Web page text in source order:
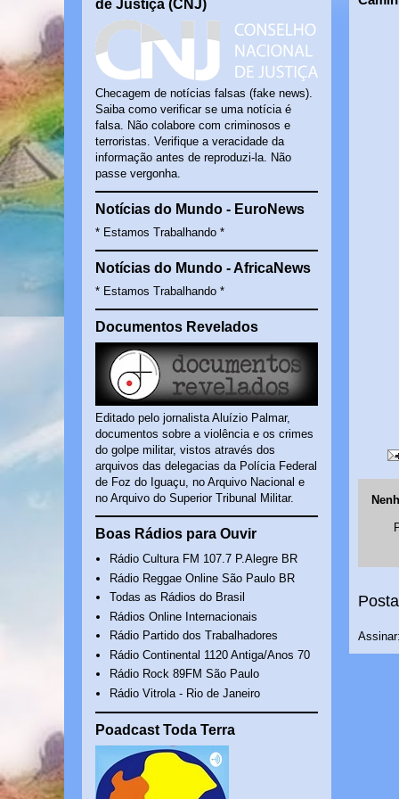
de Justiça (CNJ)
Checagem de notícias falsas (fake news).
Saiba como verificar se uma notícia é
falsa. Não colabore com criminosos e
terroristas. Verifique a veracidade da
informação antes de reproduzi-la. Não
passe vergonha.
Notícias do Mundo - EuroNews
* Estamos Trabalhando *
Notícias do Mundo - AfricaNews
* Estamos Trabalhando *
Documentos Revelados
Editado pelo jornalista Aluízio Palmar,
documentos sobre a violência e os crimes
do golpe militar, vistos através dos
arquivos das delegacias da Polícia Federal
de Foz do Iguaçu, no Arquivo Nacional e
no Arquivo do Superior Tribunal Militar.
Boas Rádios para Ouvir
Rádio Cultura FM 107.7 P.Alegre BR
Rádio Reggae Online São Paulo BR
Todas as Rádios do Brasil
Rádios Online Internacionais
Rádio Partido dos Trabalhadores
Rádio Continental 1120 Antiga/Anos 70
Rádio Rock 89FM São Paulo
Rádio Vitrola - Rio de Janeiro
Poadcast Toda Terra